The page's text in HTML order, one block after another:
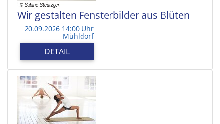
Wir gestalten Fensterbilder aus Blüten
20.09.2026 14:00 Uhr
Mühldorf
DETAIL